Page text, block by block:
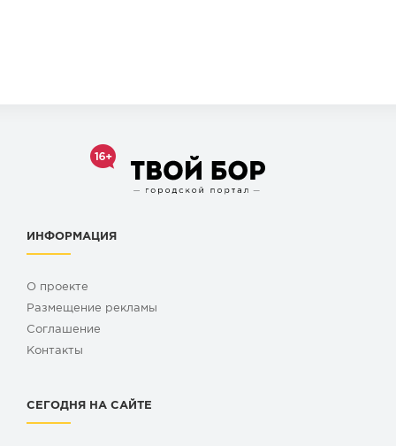
ИНФОРМАЦИЯ
О проекте
Размещение рекламы
Cоглашение
Контакты
СЕГОДНЯ НА САЙТЕ